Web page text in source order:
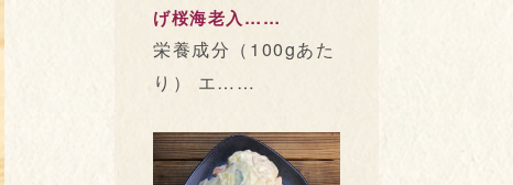
げ桜海老入……
栄養成分（100gあた
り） エ……